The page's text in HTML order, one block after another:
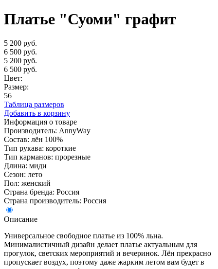
Платье "Суоми" графит
5 200 руб.
6 500 руб.
5 200 руб.
6 500 руб.
Цвет:
Размер:
56
Таблица размеров
Добавить в корзину
Информация о товаре
Производитель: AnnyWay
Состав: лён 100%
Тип рукава: короткие
Тип карманов: прорезные
Длина: миди
Сезон: лето
Пол: женский
Страна бренда: Россия
Страна производитель: Россия
Описание
Универсальное свободное платье из 100% льна.
Минималистичный дизайн делает платье актуальным для
прогулок, светских мероприятий и вечеринок. Лён прекрасно
пропускает воздух, поэтому даже жарким летом вам будет в